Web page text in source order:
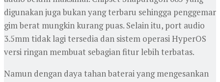
digunakan juga bukan yang terbaru sehingga penggemar
gim berat mungkin kurang puas. Selain itu, port audio
3.5mm tidak lagi tersedia dan sistem operasi HyperOS
versi ringan membuat sebagian fitur lebih terbatas.
Namun dengan daya tahan baterai yang mengesankan